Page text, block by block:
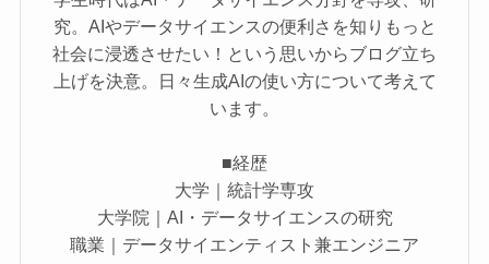
究。AIやデータサイエンスの便利さを知りもっと
社会に浸透させたい！という思いからブログ立ち
上げを決意。日々生成AIの使い方について考えて
います。
■経歴
大学｜統計学専攻
大学院｜AI・データサイエンスの研究
職業｜データサイエンティスト兼エンジニア